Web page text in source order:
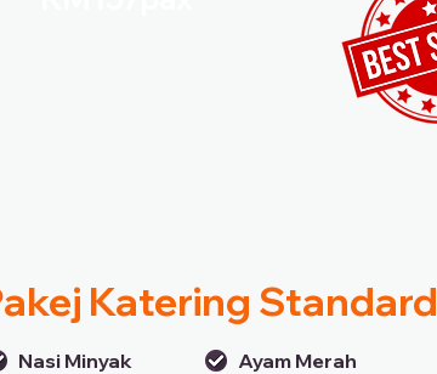
Katering Standard
Nasi Minyak
Ayam Merah